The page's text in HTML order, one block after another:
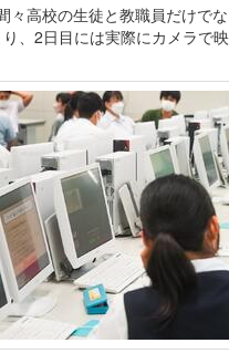
高校の生徒と教職員だけでな
、2日目には実際にカメラで